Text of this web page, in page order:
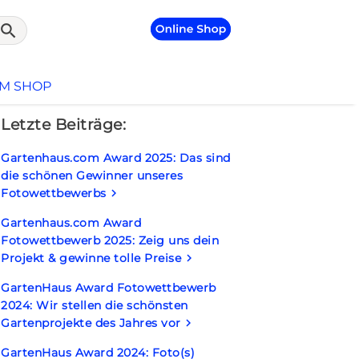
search
SHOP
Letzte Beiträge:
Gartenhaus.com Award 2025: Das sind
die schönen Gewinner unseres
Fotowettbewerbs keyboard_arrow_right
Gartenhaus.com Award
Fotowettbewerb 2025: Zeig uns dein
Projekt & gewinne tolle Preisekeyboard_arrow_right
GartenHaus Award Fotowettbewerb
2024: Wir stellen die schönsten
Gartenprojekte des Jahres vor keyboard_arrow_right
GartenHaus Award 2024: Foto(s)